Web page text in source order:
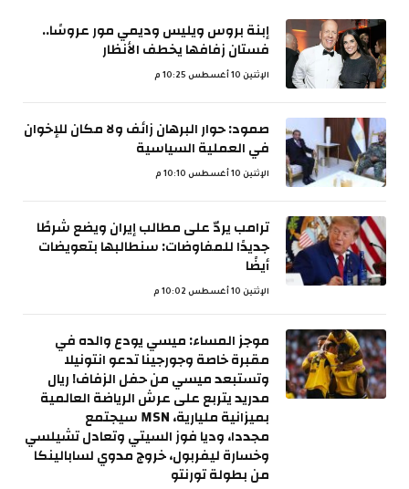
إبنة بروس ويليس وديمي مور عروسًا..
فستان زفافها يخطف الأنظار
الإثنين 10 أغسطس 10:25 م
صمود: حوار البرهان زائف ولا مكان للإخوان
في العملية السياسية
الإثنين 10 أغسطس 10:10 م
ترامب يردّ على مطالب إيران ويضع شرطًا
جديدًا للمفاوضات: سنطالبها بتعويضات
أيضًا
الإثنين 10 أغسطس 10:02 م
موجز المساء: ميسي يودع والده في
مقبرة خاصة وجورجينا تدعو انتونيلا
وتستبعد ميسي من حفل الزفاف! ريال
مدريد يتربع على عرش الرياضة العالمية
بميزانية مليارية، MSN سيجتمع
مجددا، وديا فوز السيتي وتعادل تشيلسي
وخسارة ليفربول، خروج مدوي لسابالينكا
من بطولة تورنتو